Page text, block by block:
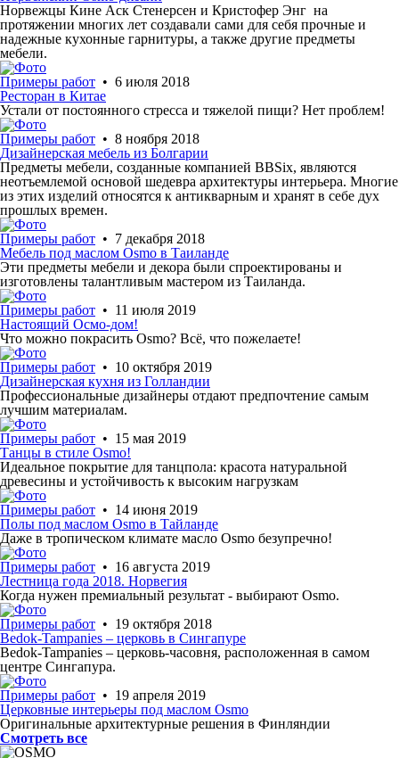
Норвежцы Кине Аск Стенерсен и Кристофер Энг на
протяжении многих лет создавали сами для себя прочные и
надежные кухонные гарнитуры, а также другие предметы
мебели.
Примеры работ • 6 июля 2018
Ресторан в Китае
Устали от постоянного стресса и тяжелой пищи? Нет проблем!
Примеры работ • 8 ноября 2018
Дизайнерская мебель из Болгарии
Предметы мебели, созданные компанией BBSix, являются
неотъемлемой основой шедевра архитектуры интерьера. Многие
из этих изделий относятся к антикварным и хранят в себе дух
прошлых времен.
Примеры работ • 7 декабря 2018
Мебель под маслом Osmo в Таиланде
Эти предметы мебели и декора были спроектированы и
изготовлены талантливым мастером из Таиланда.
Примеры работ • 11 июля 2019
Настоящий Осмо-дом!
Что можно покрасить Osmo? Всё, что пожелаете!
Примеры работ • 10 октября 2019
Дизайнерская кухня из Голландии
Профессиональные дизайнеры отдают предпочтение самым
лучшим материалам.
Примеры работ • 15 мая 2019
Танцы в стиле Osmo!
Идеальное покрытие для танцпола: красота натуральной
древесины и устойчивость к высоким нагрузкам
Примеры работ • 14 июня 2019
Полы под маслом Osmo в Тайланде
Даже в тропическом климате масло Osmo безупречно!
Примеры работ • 16 августа 2019
Лестница года 2018. Норвегия
Когда нужен премиальный результат - выбирают Osmo.
Примеры работ • 19 октября 2018
Bedok-Tampanies – церковь в Сингапуре
Bedok-Tampanies – церковь-часовня, расположенная в самом
центре Сингапура.
Примеры работ • 19 апреля 2019
Церковные интерьеры под маслом Osmo
Оригинальные архитектурные решения в Финляндии
Смотреть все